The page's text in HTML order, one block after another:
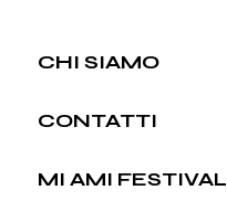
CHI SIAMO
CONTATTI
MI AMI FESTIVAL